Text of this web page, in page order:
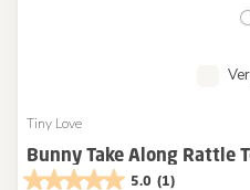
Tiny Love
Bunny Take Along Rattle
5.0 (1)